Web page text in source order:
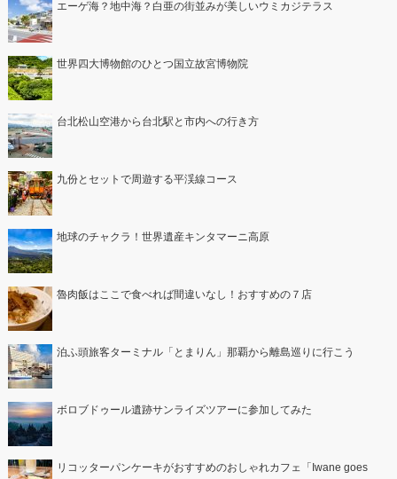
エーゲ海？地中海？白亜の街並みが美しいウミカジテラス
世界四大博物館のひとつ国立故宮博物院
台北松山空港から台北駅と市内への行き方
九份とセットで周遊する平渓線コース
地球のチャクラ！世界遺産キンタマーニ高原
魯肉飯はここで食べれば間違いなし！おすすめの７店
泊ふ頭旅客ターミナル「とまりん」那覇から離島巡りに行こう
ボロブドゥール遺跡サンライズツアーに参加してみた
リコッターパンケーキがおすすめのおしゃれカフェ「Iwane goes